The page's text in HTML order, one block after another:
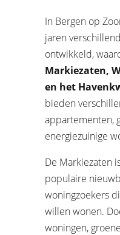
In Bergen op
jaren
ontwikkeld,
Markiezaten,
en het
bieden
appartementen,
energiezuinige
De Markiezaten
populaire
woningzoekers
willen wonen.
woningen,